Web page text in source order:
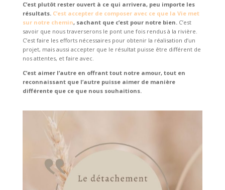
C’est plutôt rester ouvert à ce qui arrivera, peu importe les
résultats. C’est accepter de composer avec ce que la Vie met
sur notre chemin, sachant que c’est pour notre bien.C’est
savoir que nous traverserons le pont une fois rendus à la rivière.
C’est faire les efforts nécessaires pour obtenir la réalisation d’un
projet, mais aussi accepter que le résultat puisse être différent de
nos attentes, et faire avec.
C’est aimer l’autre en offrant tout notre amour, tout en
reconnaissant que l’autre puisse aimer de manière
différente que ce que nous souhaitions.